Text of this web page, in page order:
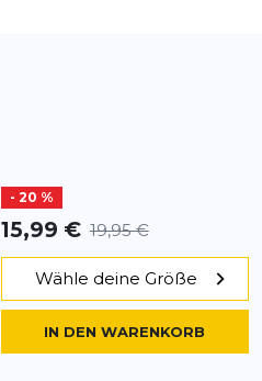
- 20 %
15,99 € 19,95 €
Wähle deine Größe
IN DEN WARENKORB